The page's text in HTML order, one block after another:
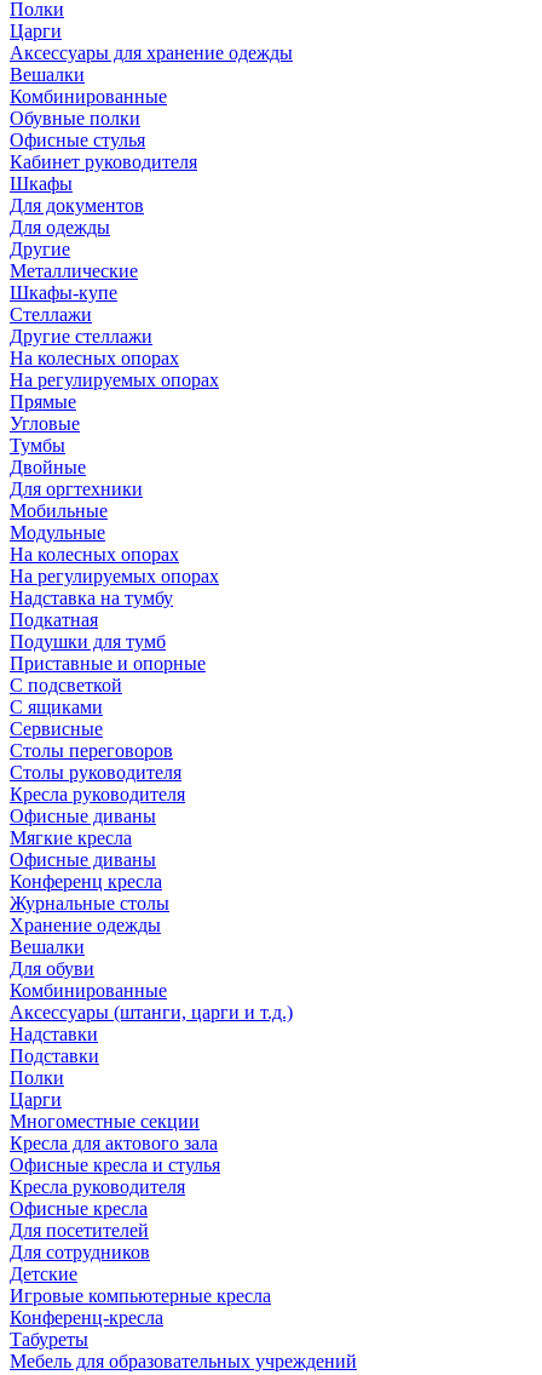
Полки
Царги
Аксессуары для хранение одежды
Вешалки
Комбинированные
Обувные полки
Офисные стулья
Кабинет руководителя
Шкафы
Для документов
Для одежды
Другие
Металлические
Шкафы-купе
Стеллажи
Другие стеллажи
На колесных опорах
На регулируемых опорах
Прямые
Угловые
Тумбы
Двойные
Для оргтехники
Мобильные
Модульные
На колесных опорах
На регулируемых опорах
Надставка на тумбу
Подкатная
Подушки для тумб
Приставные и опорные
С подсветкой
С ящиками
Сервисные
Столы переговоров
Столы руководителя
Кресла руководителя
Офисные диваны
Мягкие кресла
Офисные диваны
Конференц кресла
Журнальные столы
Хранение одежды
Вешалки
Для обуви
Комбинированные
Аксессуары (штанги, царги и т.д.)
Надставки
Подставки
Полки
Царги
Многоместные секции
Кресла для актового зала
Офисные кресла и стулья
Кресла руководителя
Офисные кресла
Для посетителей
Для сотрудников
Детские
Игровые компьютерные кресла
Конференц-кресла
Табуреты
Мебель для образовательных учреждений